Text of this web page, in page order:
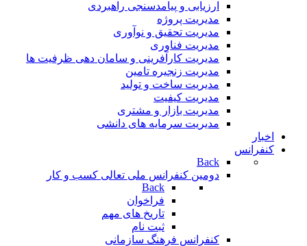
ارزیابی و پیامدسنجی راهبردی
مدیریت پروژه
مدیریت تحقیق و نوآوری
مدیریت فناوری
مدیریت کارآفرینی و سامان دهی ظرفیت ها
مدیریت زنجیره تامین
مدیریت ساخت و تولید
مدیریت کیفیت
مدیریت بازار و مشتری
مدیریت سرمایه های دانشی
اخبار
کنفرانس
Back
دومین کنفرانس ملی تعالی کسب و کار
Back
فراخوان
تاريخ های مهم
ثبت نام
کنفرانس فرهنگ سازمانی